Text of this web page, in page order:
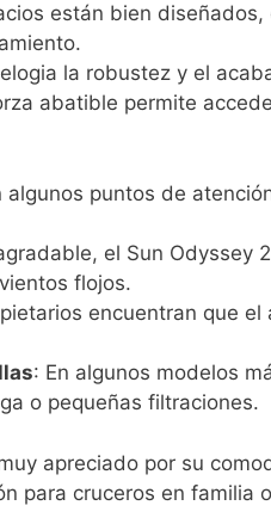
están bien
la robustez y el
abatible permite
puntos de
el Sun Odyssey
flojos.
encuentran que
: En algunos modelos
o pequeñas filtraciones.
apreciado por su
para cruceros en familia